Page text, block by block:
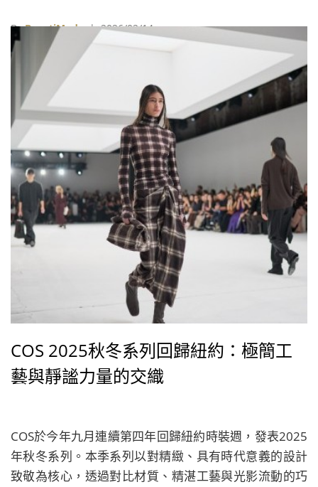
ByBeautiMode| 2026/02/14
COS 2025秋冬系列回歸紐約：極簡工
藝與靜謐力量的交織
COS於今年九月連續第四年回歸紐約時裝週，發表2025
年秋冬系列。本季系列以對精緻、具有時代意義的設計
致敬為核心，透過對比材質、精湛工藝與光影流動的巧